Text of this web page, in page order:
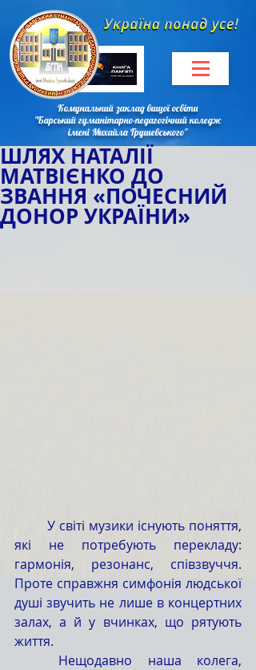
Комунальний заклад вищої освіти
"Барський гуманітарно-педагогічний коледж
імені Михайла Грушевського"
ШЛЯХ НАТАЛІЇ
МАТВІЄНКО ДО
ЗВАННЯ «ПОЧЕСНИЙ
ДОНОР УКРАЇНИ»
які не потребують перекладу:
гармонія, резонанс, співзвуччя.
Проте справжня симфонія людської
душі звучить не лише в концертних
залах, а й у вчинках, що рятують
життя.